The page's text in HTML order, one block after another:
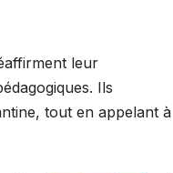
leur
Ils
tout en appelant à